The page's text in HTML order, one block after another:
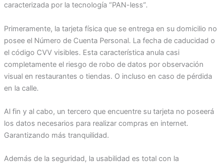
caracterizada por la tecnología “PAN-less”.
Primeramente, la tarjeta física que se entrega en su domicilio no
posee el Número de Cuenta Personal. La fecha de caducidad o
el código CVV visibles. Esta característica anula casi
completamente el riesgo de robo de datos por observación
visual en restaurantes o tiendas. O incluso en caso de pérdida
en la calle.
Al fin y al cabo, un tercero que encuentre su tarjeta no poseerá
los datos necesarios para realizar compras en internet.
Garantizando más tranquilidad.
Además de la seguridad, la usabilidad es total con la